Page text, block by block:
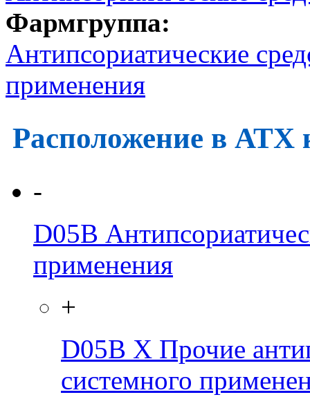
Фармгруппа:
Антипсориатические
применения
Расположение в АТХ
-
D05B
применения
+
D05B X Прочие
системного